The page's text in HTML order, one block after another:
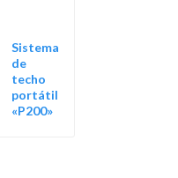
Sistema
de
techo
portátil
«P200»